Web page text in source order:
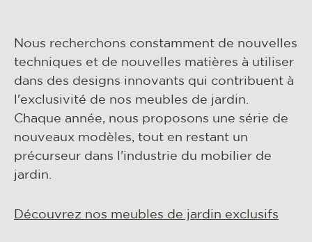
Nous recherchons constamment de nouvelles
techniques et de nouvelles matières à utiliser
dans des designs innovants qui contribuent à
l'exclusivité de nos meubles de jardin.
Chaque année, nous proposons une série de
nouveaux modèles, tout en restant un
précurseur dans l'industrie du mobilier de
jardin.
Découvrez nos meubles de jardin exclusifs